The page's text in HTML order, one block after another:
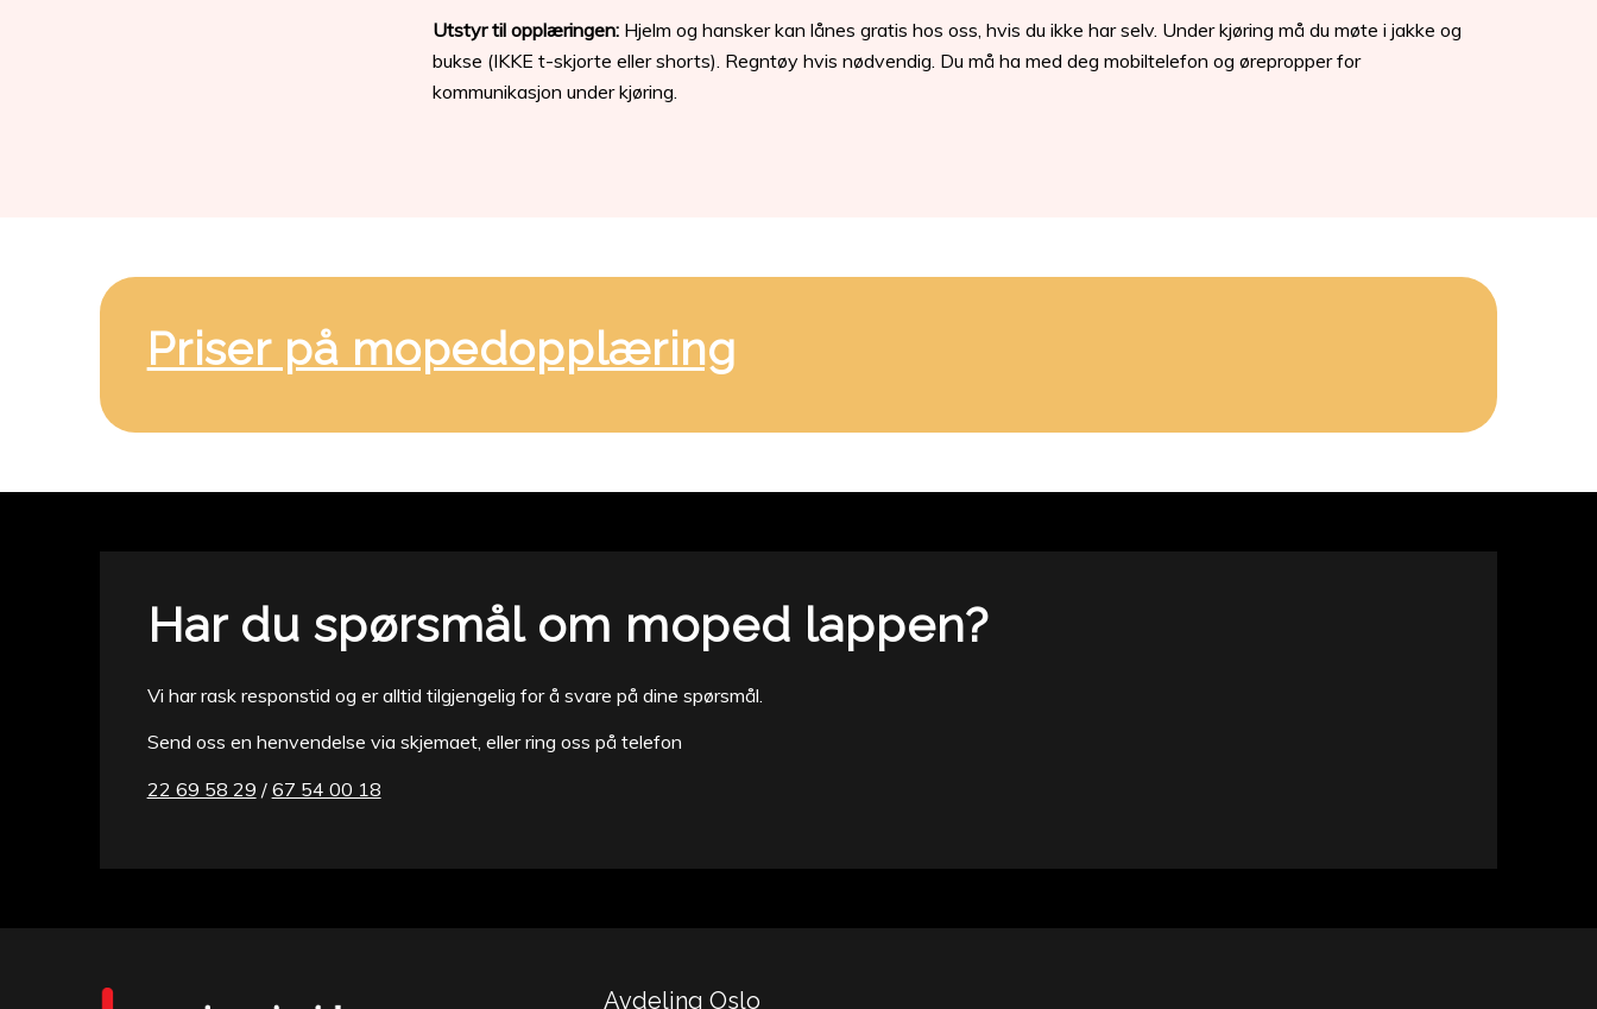
Utstyr til opplæringen: Hjelm og hansker kan lånes gratis hos oss, hvis du ikke har selv. Under kjøring må du møte i jakke og
bukse (IKKE t-skjorte eller shorts). Regntøy hvis nødvendig. Du må ha med deg mobiltelefon og ørepropper for
kommunikasjon under kjøring.
Priser på mopedopplæring
Har du spørsmål om moped lappen?
Vi har rask responstid og er alltid ​tilgjengelig for å svare på dine spørsmål.
Send oss en henvendelse via skjemaet, eller ring oss på telefon
22 69 58 29 / 67 54 00 18
Avdeling Oslo